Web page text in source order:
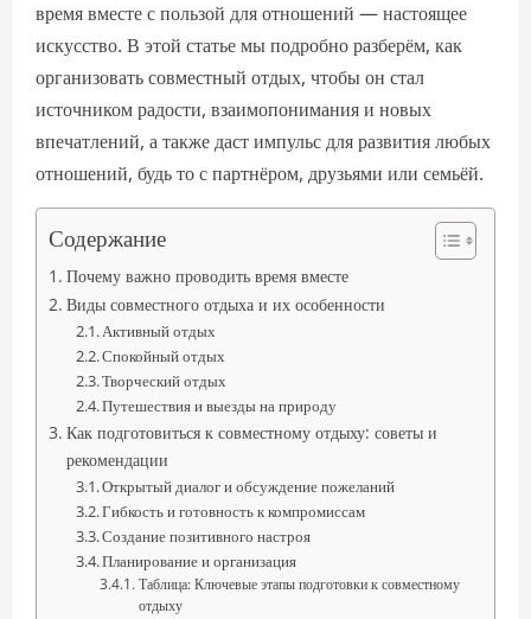
время вместе с пользой для отношений — настоящее
искусство. В этой статье мы подробно разберём, как
организовать совместный отдых, чтобы он стал
источником радости, взаимопонимания и новых
впечатлений, а также даст импульс для развития любых
отношений, будь то с партнёром, друзьями или семьёй.
Содержание
Почему важно проводить время вместе
Виды совместного отдыха и их особенности
Активный отдых
Спокойный отдых
Творческий отдых
Путешествия и выезды на природу
Как подготовиться к совместному отдыху: советы и
рекомендации
Открытый диалог и обсуждение пожеланий
Гибкость и готовность к компромиссам
Создание позитивного настроя
Планирование и организация
Таблица: Ключевые этапы подготовки к совместному
отдыху